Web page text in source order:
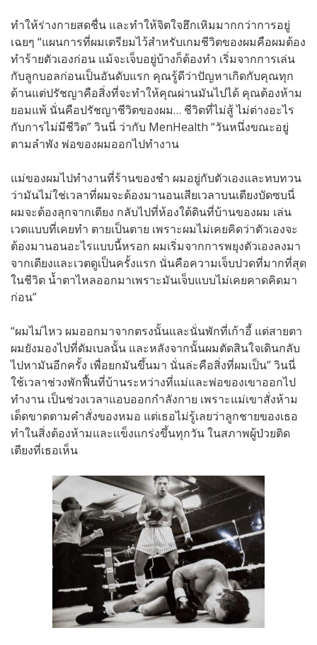
ทำให้ร่างกายสดชื่น และทำให้จิตใจฮึกเหิมมากกว่าการอยู่
เฉยๆ “แผนการที่ผมเตรียมไว้สำหรับเกมชีวิตของผมคือผมต้อง
ทำร้ายตัวเองก่อน แม้จะเจ็บอยู่บ้างก็ต้องทำ เริ่มจากการเล่น
กับลูกบอลก่อนเป็นอันดับแรก คุณรู้ดีว่าปัญหาเกิดกับคุณทุก
ด้านแต่ปรัชญาคือสิ่งที่จะทำให้คุณผ่านมันไปได้ คุณต้องห้าม
ยอมแพ้ นั่นคือปรัชญาชีวิตของผม… ชีวิตที่ไม่สู้ ไม่ต่างอะไร
กับการไม่มีชีวิต” วินนี่ ว่ากับ MenHealth “วันหนึ่งขณะอยู่
ตามลำพัง พ่อของผมออกไปทำงาน
แม่ของผมไปทำงานที่ร้านของชำ ผมอยู่กับตัวเองและทบทวน
ว่ามันไม่ใช่เวลาที่ผมจะต้องมานอนเสียเวลาบนเตียงบัดซบนี่
ผมจะต้องลุกจากเตียง กลับไปที่ห้องใต้ดินที่บ้านของผม เล่น
เวตแบบที่เคยทำ ตายเป็นตาย เพราะผมไม่เคยคิดว่าตัวเองจะ
ต้องมานอนอะไรแบบนี้หรอก ผมเริ่มจากการพยุงตัวเองลงมา
จากเตียงและเวตดูเป็นครั้งแรก นั่นคือความเจ็บปวดที่มากที่สุด
ในชีวิต น้ำตาไหลออกมาเพราะมันเจ็บแบบไม่เคยคาดคิดมา
ก่อน”
“ผมไม่ไหว ผมออกมาจากตรงนั้นและนั่นพักที่เก้าอี้ แต่สายตา
ผมยังมองไปที่ดัมเบลนั้น และหลังจากนั้นผมตัดสินใจเดินกลับ
ไปหามันอีกครั้ง เพื่อยกมันขึ้นมา นั่นล่ะคือสิ่งที่ผมเป็น” วินนี่
ใช้เวลาช่วงพักฟื้นที่บ้านระหว่างที่แม่และพ่อของเขาออกไป
ทำงาน เป็นช่วงเวลาแอบออกกำลังกาย เพราะแม่เขาสั่งห้าม
เด็ดขาดตามคำสั่งของหมอ แต่เธอไม่รู้เลยว่าลูกชายของเธอ
ทำในสิ่งต้องห้ามและเเข็งแกร่งขึ้นทุกวัน ในสภาพผู้ป่วยติด
เตียงที่เธอเห็น